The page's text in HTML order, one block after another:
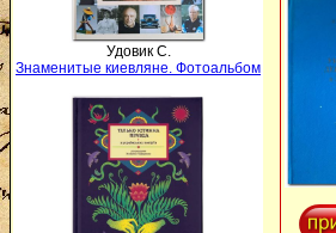
Удовик С.
Знаменитые киевляне. Фотоальбом